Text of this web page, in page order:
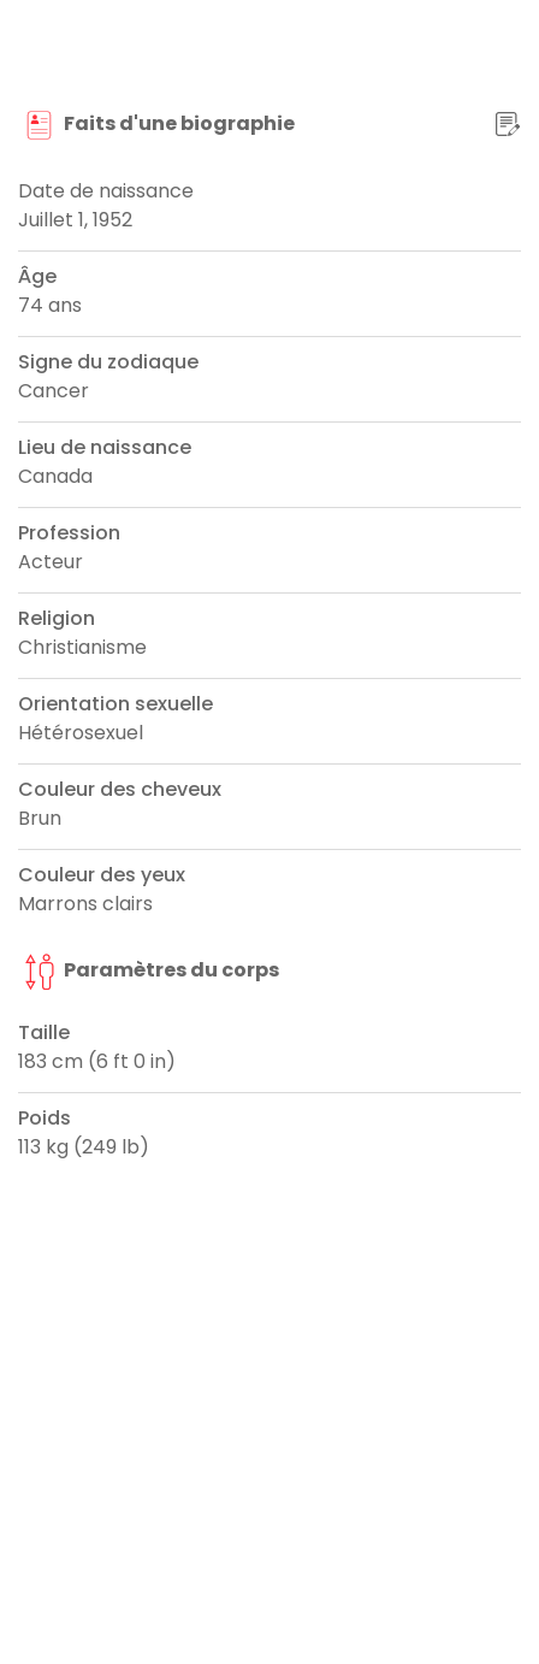
Faits d'une biographie
Date de naissance
Juillet 1, 1952
Âge
74 ans
Signe du zodiaque
Cancer
Lieu de naissance
Canada
Profession
Acteur
Religion
Christianisme
Orientation sexuelle
Hétérosexuel
Couleur des cheveux
Brun
Couleur des yeux
Marrons clairs
Paramètres du corps
Taille
183 cm (6 ft 0 in)
Poids
113 kg (249 lb)